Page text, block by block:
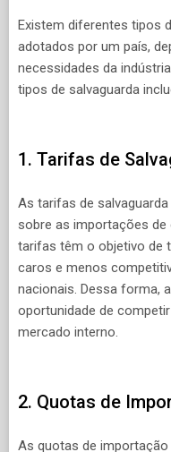
Existem diferentes tipos
adotados por um país,
necessidades da
tipos de salvaguarda
1. Tarifas de
As tarifas de
sobre as importações
tarifas têm o objetivo de
caros e menos
nacionais. Dessa forma,
oportunidade de
mercado interno.
2. Quotas de
As quotas de